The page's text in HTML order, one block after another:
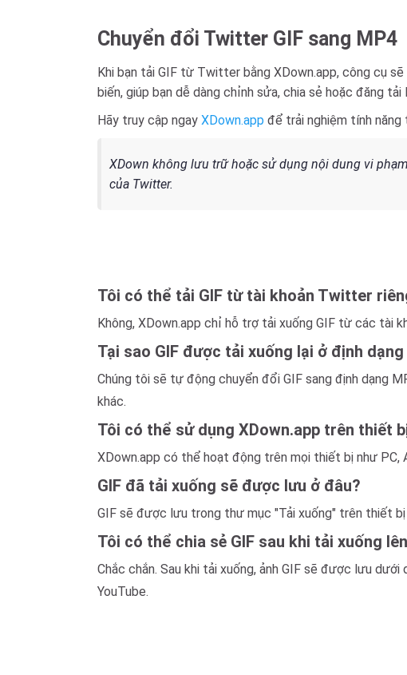
Chuyển đổi Twitter GIF sang MP4
Khi bạn tải GIF từ Twitter bằng XDown.app, công cụ
biến, giúp bạn dễ dàng chỉnh sửa, chia sẻ hoặc đăng
Hãy truy cập ngay XDown.app để trải nghiệm tính
XDown không lưu trữ hoặc sử dụng nội dung vi
của Twitter.
Tôi có thể tải GIF từ tài khoản Twitter
Không, XDown.app chỉ hỗ trợ tải xuống GIF từ các tài
Tại sao GIF được tải xuống lại ở định dạng
Chúng tôi sẽ tự động chuyển đổi GIF sang định dạng
khác.
Tôi có thể sử dụng XDown.app trên thiết
XDown.app có thể hoạt động trên mọi thiết bị như PC,
GIF đã tải xuống sẽ được lưu ở đâu?
GIF sẽ được lưu trong thư mục "Tải xuống" trên thiết
Tôi có thể chia sẻ GIF sau khi tải xuống
Chắc chắn. Sau khi tải xuống, ảnh GIF sẽ được lưu
YouTube.